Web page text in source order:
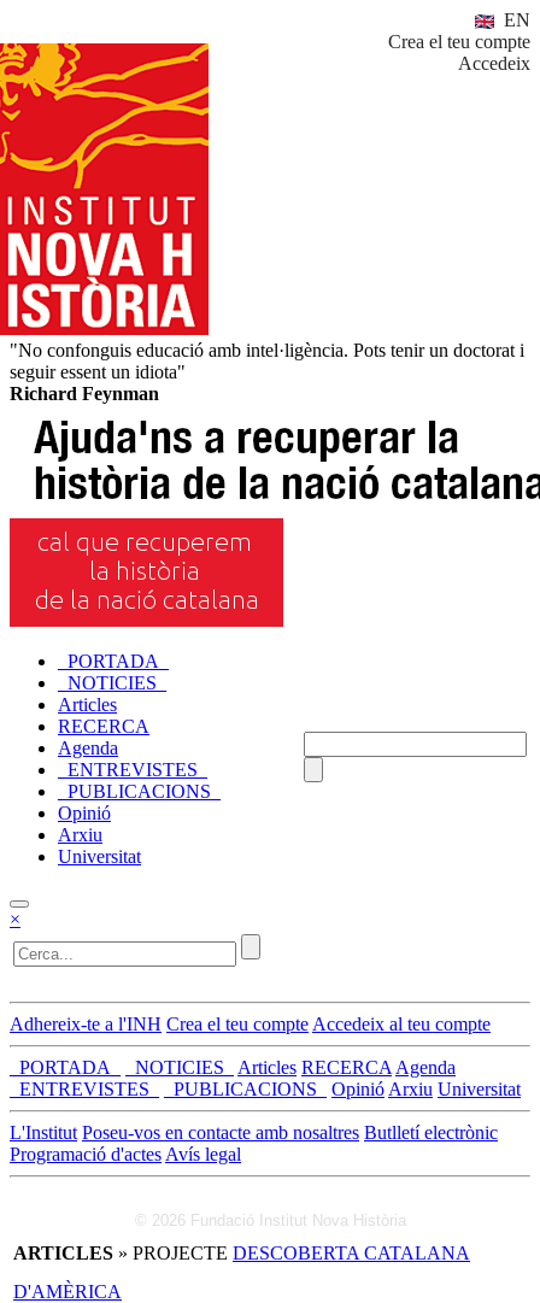
EN
Crea el teu compte
Accedeix
"No confonguis educació amb intel·ligència. Pots tenir un doctorat i
seguir essent un idiota"
Richard Feynman
_PORTADA_
_NOTICIES_
Articles
RECERCA
Agenda
_ENTREVISTES_
_PUBLICACIONS_
Opinió
Arxiu
Universitat
×
Adhereix-te a l'INH Crea el teu compte Accedeix al teu compte
_PORTADA_ _NOTICIES_ Articles RECERCA Agenda
_ENTREVISTES_
_PUBLICACIONS_ Opinió Arxiu Universitat
L'Institut Poseu-vos en contacte amb nosaltres Butlletí electrònic
Programació d'actes Avís legal
© 2026 Fundació Institut Nova Història
ARTICLES » PROJECTE DESCOBERTA CATALANA
D'AMÈRICA